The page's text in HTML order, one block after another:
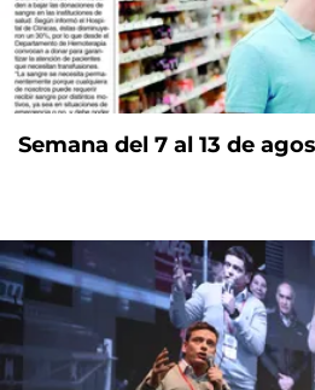
Semana del 7 al 13 de